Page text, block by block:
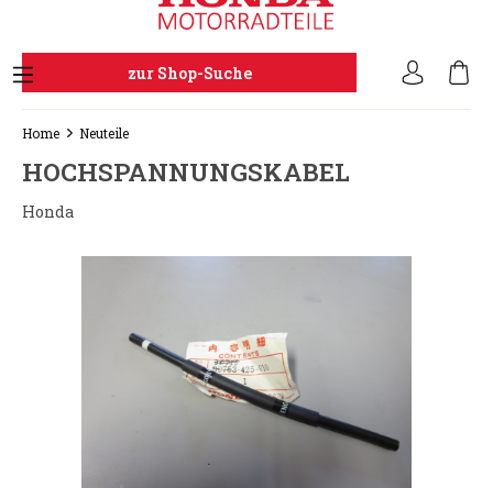
zur Shop-Suche
Home Neuteile
HOCHSPANNUNGSKABEL
Honda